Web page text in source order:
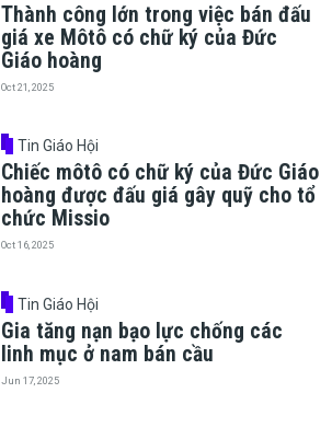
Thành công lớn trong việc bán đấu
giá xe Môtô có chữ ký của Đức
Giáo hoàng
Oct 21, 2025
Tin Giáo Hội
Chiếc môtô có chữ ký của Đức Giáo
hoàng được đấu giá gây quỹ cho tổ
chức Missio
Oct 16, 2025
Tin Giáo Hội
Gia tăng nạn bạo lực chống các
linh mục ở nam bán cầu
Jun 17, 2025